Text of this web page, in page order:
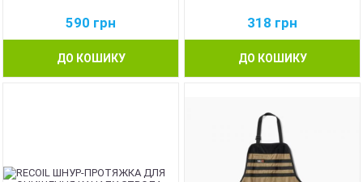
590 грн
ДО КОШИКУ
318 грн
ДО КОШИКУ